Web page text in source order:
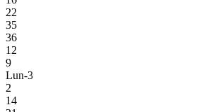
22
35
36
12
9
Lun-3
2
14